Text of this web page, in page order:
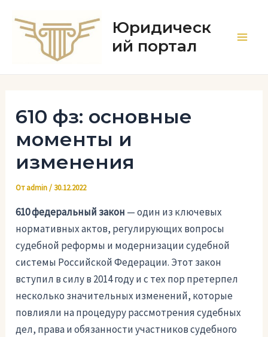
содержимому
Юридическ
ий портал
610 фз: основные
моменты и
изменения
Отadmin/ 30.12.2022
610 федеральный закон — один из ключевых
нормативных актов, регулирующих вопросы
судебной реформы и модернизации судебной
системы Российской Федерации. Этот закон
вступил в силу в 2014 году и с тех пор претерпел
несколько значительных изменений, которые
повлияли на процедуру рассмотрения судебных
дел, права и обязанности участников судебного